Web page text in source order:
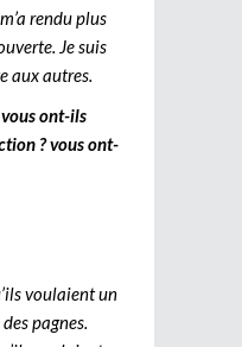
rendu plus
Je suis
aux autres.
ont-ils
? vous ont-
voulaient un
pagnes.